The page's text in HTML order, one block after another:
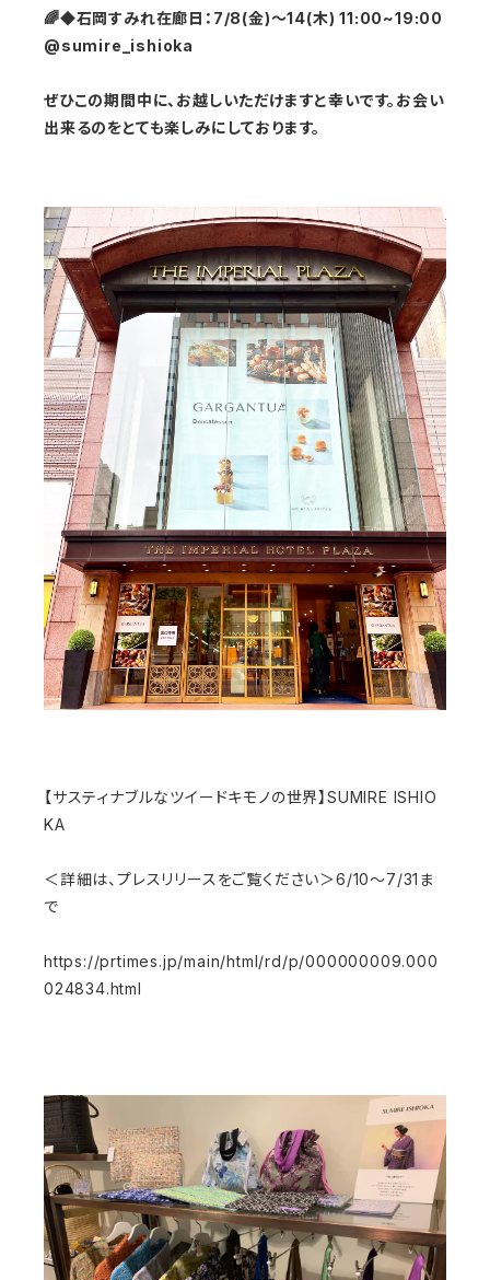
🌈◆石岡すみれ在廊日：7/8(金)～14(木) 11:00~19:00
@sumire_ishioka
ぜひこの期間中に、お越しいただけますと幸いです。お会い
出来るのをとても楽しみにしております。
【サスティナブルなツイードキモノの世界】SUMIRE ISHIO
KA
＜詳細は、プレスリリースをご覧ください＞6/10～7/31ま
で
https://prtimes.jp/main/html/rd/p/000000009.000
024834.html